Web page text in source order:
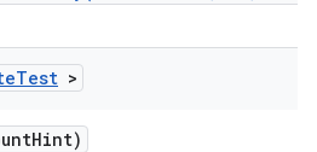
Test >
Hint)